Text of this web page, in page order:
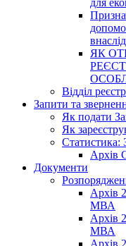
ЯК
Відділ
Запити та
Як подати
Як
Статистика:
Архів
Документи
Архів
МВА
Архів
МВА
Архів